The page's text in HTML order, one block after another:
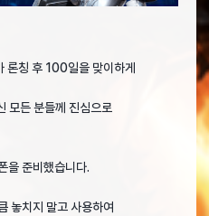
론칭 후 100일을 맞이하게
모든 분들께 진심으로
을 준비했습니다.
놓치지 말고 사용하여